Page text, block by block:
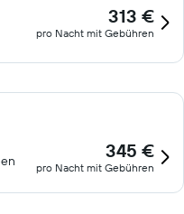
313 €
pro Nacht mit Gebühren
345 €
pro Nacht mit Gebühren